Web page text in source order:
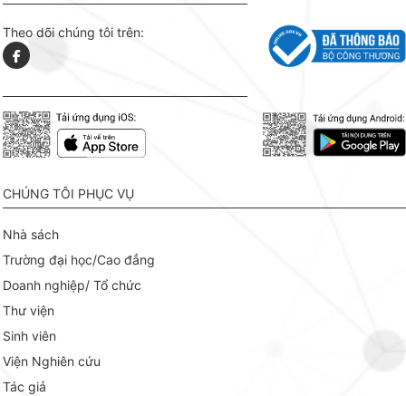
Theo dõi chúng tôi trên:
CHÚNG TÔI PHỤC VỤ
Nhà sách
Trường đại học/Cao đẳng
Doanh nghiệp/ Tổ chức
Thư viện
Sinh viên
Viện Nghiên cứu
Tác giả